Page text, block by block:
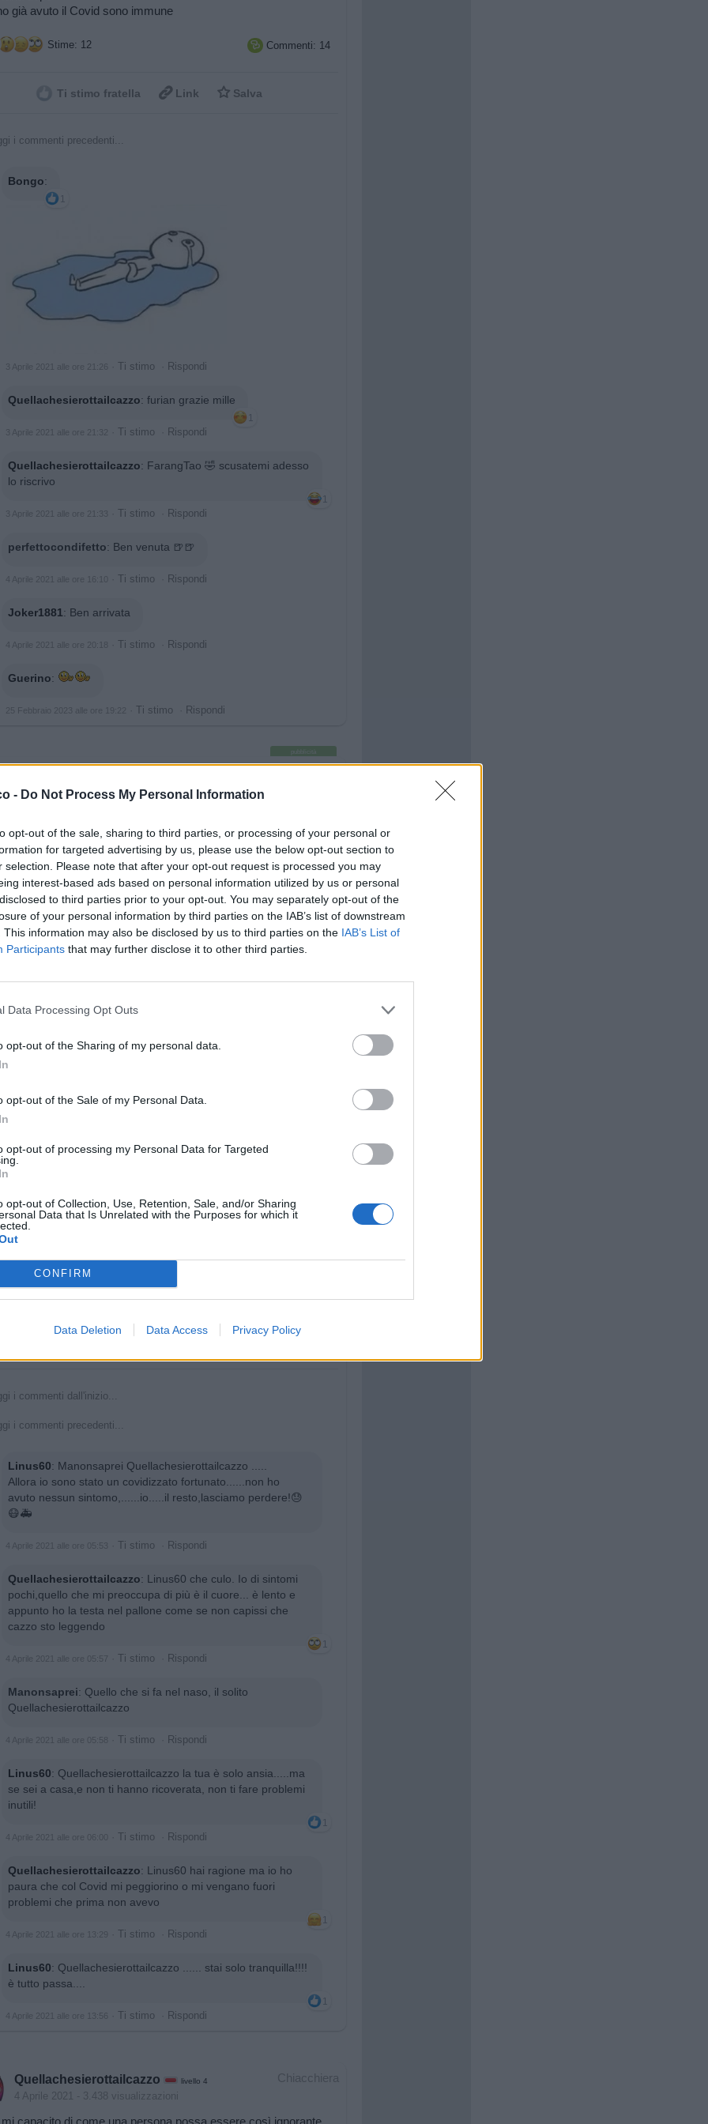
- Do Not Process My Personal Information
opt-out of the sale, sharing to third parties, or processing of your personal or
for targeted advertising by us, please use the below opt-out section to
selection. Please note that after your opt-out request is processed you may
interest-based ads based on personal information utilized by us or personal
to third parties prior to your opt-out. You may separately opt-out of the
of your personal information by third parties on the IAB’s list of downstream
This information may also be disclosed by us to third parties on the IAB’s List of
Participants that may further disclose it to other third parties.
Data Processing Opt Outs
opt-out of the Sharing of my personal data.
opt-out of the Sale of my Personal Data.
opt-out of processing my Personal Data for Targeted
opt-out of Collection, Use, Retention, Sale, and/or Sharing
Data that Is Unrelated with the Purposes for which it
CONFIRM
Data Deletion Data Access Privacy Policy
già avuto il Covid sono immune
Stime: 12  Commenti: 14
Ti stimo fratella  Link  Salva
i commenti precedenti...
Bongo:
1
3 Aprile 2021 alle ore 21:26 Ti stimo Rispondi
Quellachesierottailcazzo: furian grazie mille
1
3 Aprile 2021 alle ore 21:32 Ti stimo Rispondi
Quellachesierottailcazzo: FarangTao 🤣 scusatemi adesso
lo riscrivo
1
3 Aprile 2021 alle ore 21:33 Ti stimo Rispondi
perfettocondifetto: Ben venuta 🍺🍺
4 Aprile 2021 alle ore 16:10 Ti stimo Rispondi
Joker1881: Ben arrivata
4 Aprile 2021 alle ore 20:18 Ti stimo Rispondi
Guerino:
25 Febbraio 2023 alle ore 19:22 Ti stimo Rispondi
pubblicità
Quellachesierottailcazzo livello 4
sei intelligente allora
dopo
già avuto il Covid sono immune, però mio padre sai sta male è
fra pochi giorni l'esito del tampone..
la vedo nel parcheggio stesso posto stessa ora
tuo padre?
tutto...
Stime: 17  Commenti: 38
i commenti dall'inizio...
i commenti precedenti...
Linus60: Manonsaprei Quellachesierottailcazzo .....
Allora io sono stato un covidizzato fortunato......non ho
avuto nessun sintomo,......io.....il resto,lasciamo perdere!😓
😷🚑
4 Aprile 2021 alle ore 05:53 Ti stimo Rispondi
Quellachesierottailcazzo: Linus60 che culo. Io di sintomi
pochi,quello che mi preoccupa di più è il cuore... è lento e
appunto ho la testa nel pallone come se non capissi che
cazzo sto leggendo
1
4 Aprile 2021 alle ore 05:57 Ti stimo Rispondi
Manonsaprei: Quello che si fa nel naso, il solito
Quellachesierottailcazzo
4 Aprile 2021 alle ore 05:58 Ti stimo Rispondi
Linus60: Quellachesierottailcazzo la tua è solo ansia.....ma
se sei a casa,e non ti hanno ricoverata, non ti fare problemi
inutili!
1
4 Aprile 2021 alle ore 06:00 Ti stimo Rispondi
Quellachesierottailcazzo: Linus60 hai ragione ma io ho
paura che col Covid mi peggiorino o mi vengano fuori
problemi che prima non avevo
1
4 Aprile 2021 alle ore 13:29 Ti stimo Rispondi
Linus60: Quellachesierottailcazzo ...... stai solo tranquilla!!!!
è tutto passa....
1
4 Aprile 2021 alle ore 13:56 Ti stimo Rispondi
Chiacchiera
Quellachesierottailcazzo livello 4
4 Aprile 2021 - 3.438 visualizzazioni